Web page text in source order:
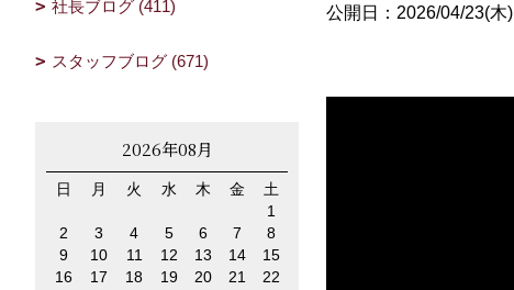
公開日：2026/04/23(木)
社長ブログ (411)
スタッフブログ (671)
2026年08月
日 月 火 水 木 金
土
1
2
3 4 5 6 7
8
9
10 11 12 13 14
15
16
17 18 19 20 21
22